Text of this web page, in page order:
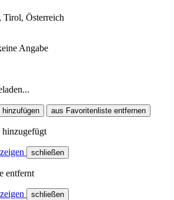
Tirol, Österreich
Angabe
aus Favoritenliste entfernen
hinzugefügt
schließen
entfernt
schließen